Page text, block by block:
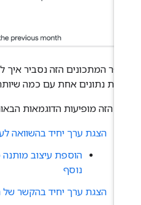
המתכונים הזה נסביר איך
נתונים אחת עם כמה שיותר
הזה מופיעות הדוגמאות הבאות:
הצגת ערך יחיד בהשוואה
הוספת עיצוב מותנה
נוסף
הצגת ערך יחיד בהקשר של